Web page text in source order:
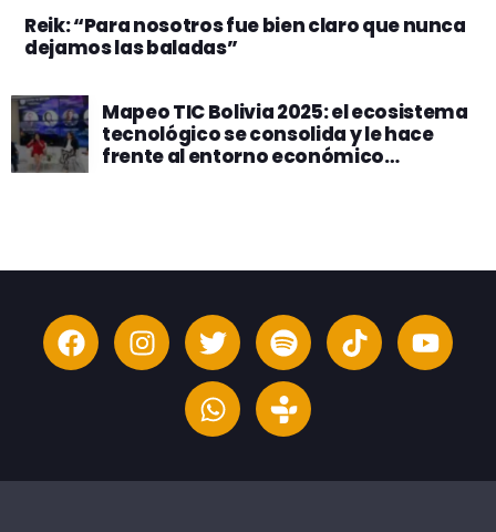
Reik: “Para nosotros fue bien claro que nunca
dejamos las baladas”
Mapeo TIC Bolivia 2025: el ecosistema
tecnológico se consolida y le hace
frente al entorno económico